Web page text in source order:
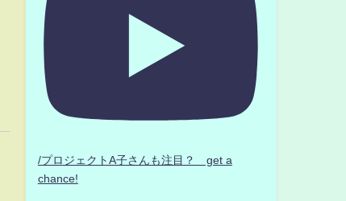
/プロジェクトA子さんも注目？ get a
chance!